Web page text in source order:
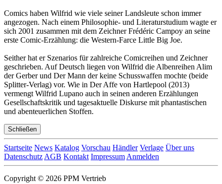
Comics haben Wilfrid wie viele seiner Landsleute schon immer
angezogen. Nach einem Philosophie- und Literaturstudium wagte er
sich 2001 zusammen mit dem Zeichner Frédéric Campoy an seine
erste Comic-Erzählung: die Western-Farce Little Big Joe.
Seither hat er Szenarios für zahlreiche Comicreihen und Zeichner
geschrieben. Auf Deutsch liegen von Wilfrid die Albenreihen Alim
der Gerber und Der Mann der keine Schusswaffen mochte (beide
Splitter-Verlag) vor. Wie in Der Affe von Hartlepool (2013)
vermengt Wilfrid Lupano auch in seinen anderen Erzählungen
Gesellschaftskritik und tagesaktuelle Diskurse mit phantastischen
und abenteuerlichen Stoffen.
Schließen
Startseite News Katalog Vorschau Händler Verlage Über uns
Datenschutz AGB Kontakt Impressum Anmelden
Copyright © 2026 PPM Vertrieb